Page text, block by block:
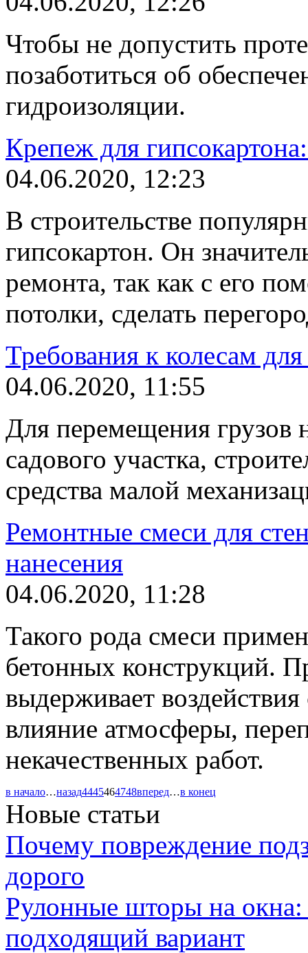
Чтобы не допустить
позаботиться об
гидроизоляции.
Крепеж для
04.06.2020, 12:23
В строительстве
гипсокартон. Он
ремонта, так как с его
потолки, сделать
Требования к колесам
04.06.2020, 11:55
Для перемещения грузов
садового участка,
средства малой
Ремонтные смеси для
нанесения
04.06.2020, 11:28
Такого рода смеси
бетонных конструкций.
выдерживает
влияние атмосферы,
некачественных работ.
в начало…назад4445464748вперед…в конец
Новые статьи
Почему повреждение
дорого
Рулонные шторы на
подходящий вариант